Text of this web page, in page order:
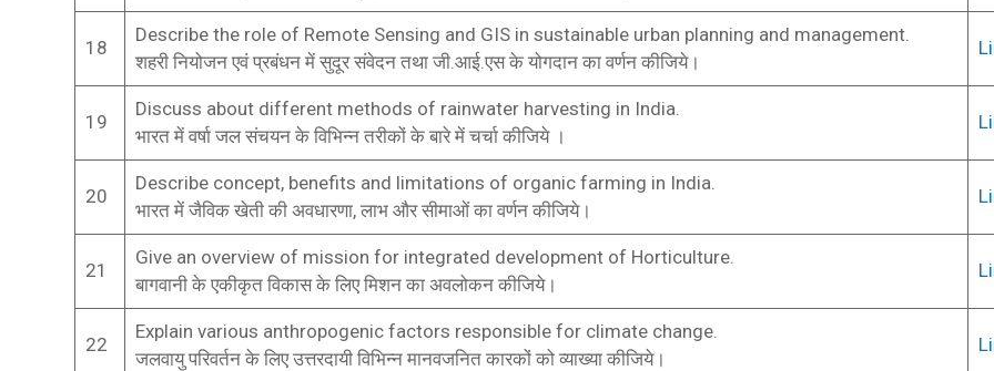
18
Describe the role of Remote Sensing and GIS in sustainable urban planning and management.
शहरी नियोजन एवं प्रबंधन में सुदूर संवेदन तथा जी.आई.एस के योगदान का वर्णन कीजिये।
19
Discuss about different methods of rainwater harvesting in India.
भारत में वर्षा जल संचयन के विभिन्न तरीकों के बारे में चर्चा कीजिये ।
20
Describe concept, benefits and limitations of organic farming in India.
भारत में जैविक खेती की अवधारणा, लाभ और सीमाओं का वर्णन कीजिये।
21
Give an overview of mission for integrated development of Horticulture.
बागवानी के एकीकृत विकास के लिए मिशन का अवलोकन कीजिये।
22
Explain various anthropogenic factors responsible for climate change.
जलवायु परिवर्तन के लिए उत्तरदायी विभिन्न मानवजनित कारकों को व्याख्या कीजिये।